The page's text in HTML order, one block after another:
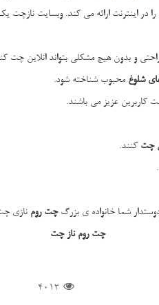
اینترنت ارائه می کند. وبسایت
و بدون هیچ مشکلی بتواند انلاین چت
شلوغمحبوب شناخته شود.
کاربرین عزیز می باشند.
چتکنند.
شما خانواده ی بزرگچت روم نازی
چت روم ناز چت
4013